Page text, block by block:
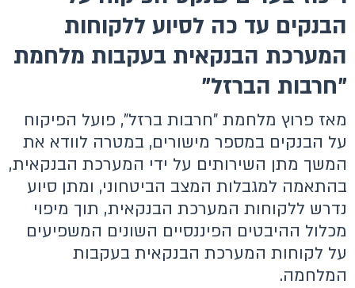
הבנקים עד כה לסיוע ללקוחות
המערכת הבנקאית בעקבות מלחמת
"חרבות הברזל"
מאז פרוץ מלחמת "חרבות ברזל", פועל הפיקוח
על הבנקים במספר מישורים, במטרה לוודא את
המשך מתן השירותים על ידי המערכת הבנקאית,
בהתאמה למגבלות המצב הביטחוני, ומתן סיוע
נדרש ללקוחות המערכת הבנקאית, תוך מיפוי
מכלול ההיבטים הפיננסיים השונים המשפיעים
על לקוחות המערכת הבנקאית בעקבות
המלחמה.